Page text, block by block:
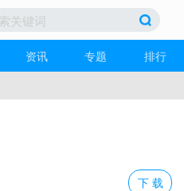
资讯 专题
排行
下 载